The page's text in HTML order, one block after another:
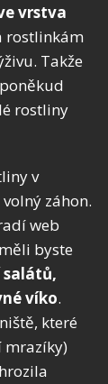
vrstva
rostlinkám
Takže
rostliny
v
záhon.
web
byste
salátů,
víko.
které
mrazíky)